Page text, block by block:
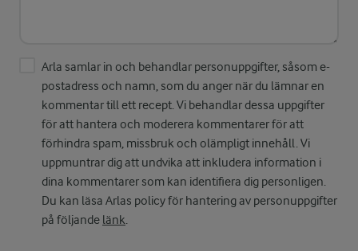
Arla samlar in och behandlar personuppgifter, såsom e-
postadress och namn, som du anger när du lämnar en
kommentar till ett recept. Vi behandlar dessa uppgifter
för att hantera och moderera kommentarer för att
förhindra spam, missbruk och olämpligt innehåll. Vi
uppmuntrar dig att undvika att inkludera information i
dina kommentarer som kan identifiera dig personligen.
Du kan läsa Arlas policy för hantering av personuppgifter
på följande länk.